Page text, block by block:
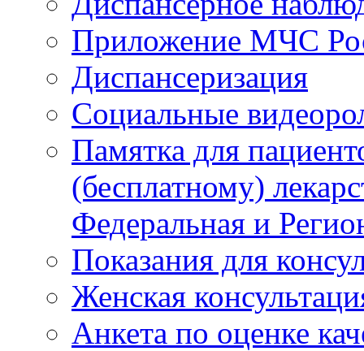
Приложение МЧС
Диспансеризация
Социальные
Памятка для
(бесплатному)
Федеральная и
Показания для
Женская
Анкета по оценке